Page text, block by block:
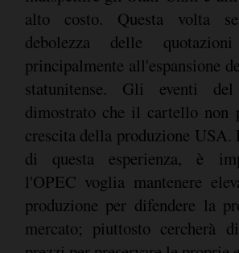
alto costo. Questa volta
debolezza delle
principalmente all'espansione
statunitense. Gli eventi
dimostrato che il cartello non
crescita della produzione USA.
di questa esperienza, è
l'OPEC voglia mantenere
produzione per difendere la
mercato; piuttosto cercherà